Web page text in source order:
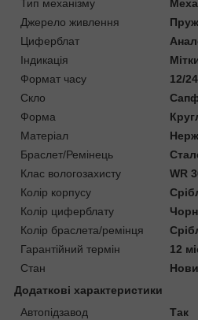
Тип механізму
Джерело живлення
Циферблат
Індикація
Формат часу
12/
Скло
Форма
Матеріал
Браслет/Ремінець
Клас вологозахисту
WR
Колір корпусу
Колір циферблату
Колір браслета/ремінця
Гарантійний термін
12
Стан
Додаткові характеристики
Автопідзавод
Так